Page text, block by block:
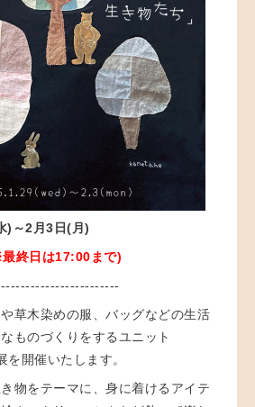
)～2月3日(月)
終日は17:00まで)
草木染めの服、バッグなどの生活
ものづくりをするユニット
を開催いたします。
物をテーマに、身に着けるアイテ